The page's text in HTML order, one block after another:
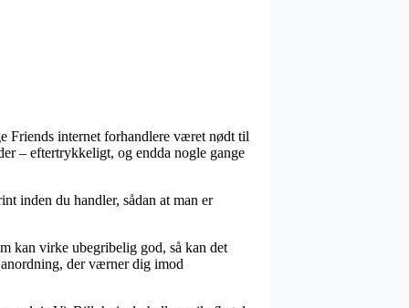
Friends internet forhandlere været nødt til
– eftertrykkeligt, og endda nogle gange
inden du handler, sådan at man er
kan virke ubegribelig god, så kan det
der værner dig imod